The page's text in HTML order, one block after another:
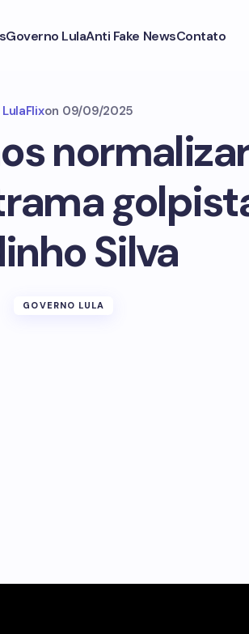
Governo LulaAnti Fake NewsContato
LulaFlixon 09/09/2025
Silva
GOVERNO LULA